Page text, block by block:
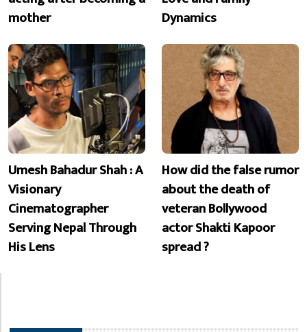
mother
Dynamics
Umesh Bahadur Shah : A
Visionary
Cinematographer
Serving Nepal Through
His Lens
How did the false rumor
about the death of
veteran Bollywood
actor Shakti Kapoor
spread ?